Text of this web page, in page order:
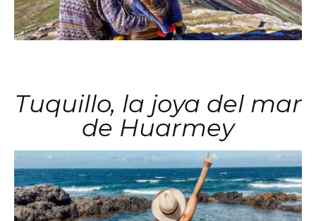
Tuquillo, la joya del mar
de Huarmey